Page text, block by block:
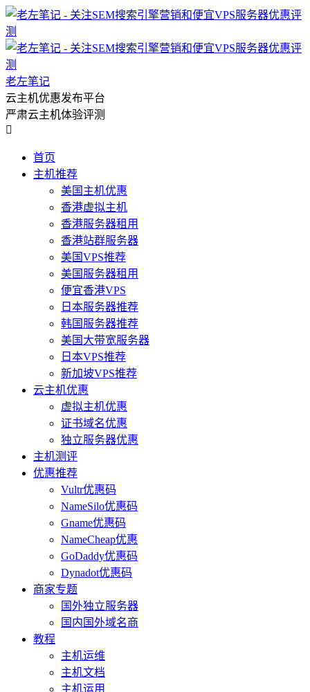
老左笔记
云主机优惠发布平台
严肃云主机体验评测

首页
主机推荐
美国主机优惠
香港虚拟主机
香港服务器租用
香港站群服务器
美国VPS推荐
美国服务器租用
便宜香港VPS
日本服务器推荐
韩国服务器推荐
美国大带宽服务器
日本VPS推荐
新加坡VPS推荐
云主机优惠
虚拟主机优惠
证书域名优惠
独立服务器优惠
主机测评
优惠推荐
Vultr优惠码
NameSilo优惠码
Gname优惠码
NameCheap优惠
GoDaddy优惠码
Dynadot优惠码
商家专题
国外独立服务器
国内国外域名商
教程
主机运维
主机文档
主机运用